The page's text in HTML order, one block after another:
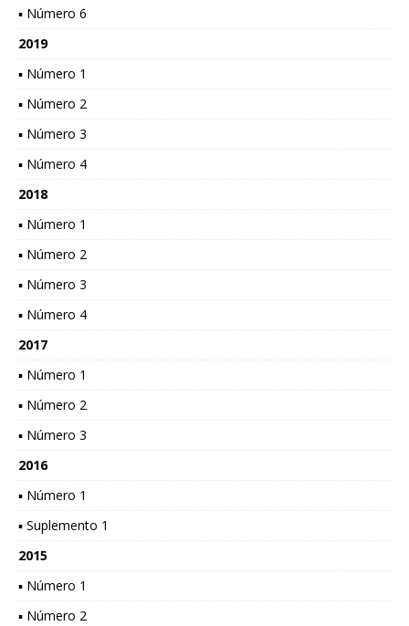
▪ Número 6
2019
▪ Número 1
▪ Número 2
▪ Número 3
▪ Número 4
2018
▪ Número 1
▪ Número 2
▪ Número 3
▪ Número 4
2017
▪ Número 1
▪ Número 2
▪ Número 3
2016
▪ Número 1
▪ Suplemento 1
2015
▪ Número 1
▪ Número 2